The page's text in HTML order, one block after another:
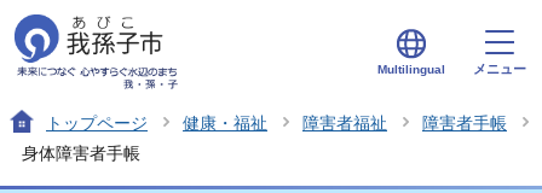
Multilingual メニュー
トップページ 健康・福祉 障害者福祉
障害者手帳
身体障害者手帳